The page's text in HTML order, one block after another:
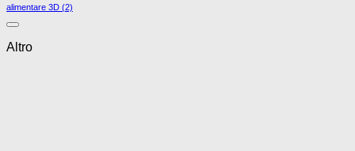
alimentare 3D (2)
Altro